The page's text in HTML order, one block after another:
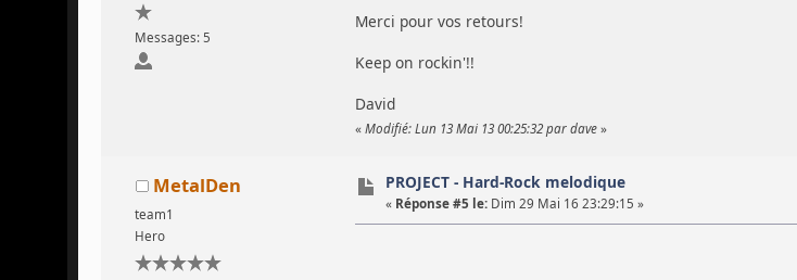
Messages: 5
Merci pour vos retours!
Keep on rockin'!!
David
« Modifié: Lun 13 Mai 13 00:25:32 par dave»
MetalDen
team1
Hero
PROJECT - Hard-Rock melodique
« Réponse #5 le: Dim 29 Mai 16 23:29:15 »